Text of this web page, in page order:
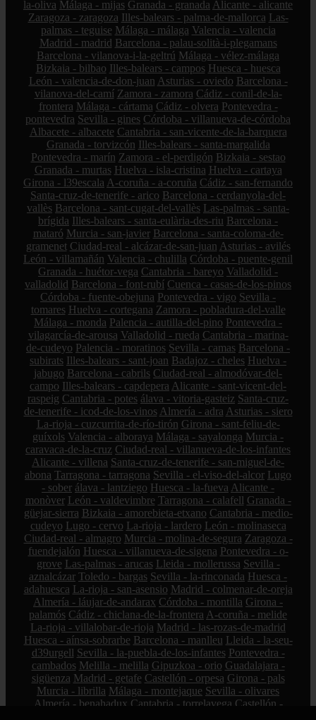
la-oliva Málaga - mijas Granada - granada Alicante - alicante
Zaragoza - zaragoza Illes-balears - palma-de-mallorca Las-
palmas - teguise Málaga - málaga Valencia - valencia
Madrid - madrid Barcelona - palau-solità-i-plegamans
Barcelona - vilanova-i-la-geltrú Málaga - vélez-málaga
Bizkaia - bilbao Illes-balears - campos Huesca - huesca
León - valencia-de-don-juan Asturias - oviedo Barcelona -
vilanova-del-camí Zamora - zamora Cádiz - conil-de-la-
frontera Málaga - cártama Cádiz - olvera Pontevedra -
pontevedra Sevilla - gines Córdoba - villanueva-de-córdoba
Albacete - albacete Cantabria - san-vicente-de-la-barquera
Granada - torvizcón Illes-balears - santa-margalida
Pontevedra - marín Zamora - el-perdigón Bizkaia - sestao
Granada - murtas Huelva - isla-cristina Huelva - cartaya
Girona - l39escala A-coruña - a-coruña Cádiz - san-fernando
Santa-cruz-de-tenerife - arico Barcelona - cerdanyola-del-
vallès Barcelona - sant-cugat-del-vallès Las-palmas - santa-
brígida Illes-balears - santa-eulària-des-riu Barcelona -
mataró Murcia - san-javier Barcelona - santa-coloma-de-
gramenet Ciudad-real - alcázar-de-san-juan Asturias - avilés
León - villamañán Valencia - chulilla Córdoba - puente-genil
Granada - huétor-vega Cantabria - bareyo Valladolid -
valladolid Barcelona - font-rubí Cuenca - casas-de-los-pinos
Córdoba - fuente-obejuna Pontevedra - vigo Sevilla -
tomares Huelva - cortegana Zamora - pobladura-del-valle
Málaga - monda Palencia - autilla-del-pino Pontevedra -
vilagarcía-de-arousa Valladolid - rueda Cantabria - marina-
de-cudeyo Palencia - moratinos Sevilla - camas Barcelona -
subirats Illes-balears - sant-joan Badajoz - cheles Huelva -
jabugo Barcelona - cabrils Ciudad-real - almodóvar-del-
campo Illes-balears - capdepera Alicante - sant-vicent-del-
raspeig Cantabria - potes álava - vitoria-gasteiz Santa-cruz-
de-tenerife - icod-de-los-vinos Almería - adra Asturias - siero
La-rioja - cuzcurrita-de-río-tirón Girona - sant-feliu-de-
guíxols Valencia - alboraya Málaga - sayalonga Murcia -
caravaca-de-la-cruz Ciudad-real - villanueva-de-los-infantes
Alicante - villena Santa-cruz-de-tenerife - san-miguel-de-
abona Tarragona - tarragona Sevilla - el-viso-del-alcor Lugo
- sober álava - lantziego Huesca - la-fueva Alicante -
monòver León - valdevimbre Tarragona - calafell Granada -
güejar-sierra Bizkaia - amorebieta-etxano Cantabria - medio-
cudeyo Lugo - cervo La-rioja - lardero León - molinaseca
Ciudad-real - almagro Murcia - molina-de-segura Zaragoza -
fuendejalón Huesca - villanueva-de-sigena Pontevedra - o-
grove Las-palmas - arucas Lleida - mollerussa Sevilla -
aznalcázar Toledo - bargas Sevilla - la-rinconada Huesca -
adahuesca La-rioja - san-asensio Madrid - colmenar-de-oreja
Almería - láujar-de-andarax Córdoba - montilla Girona -
palamós Cádiz - chiclana-de-la-frontera A-coruña - melide
La-rioja - villalobar-de-rioja Madrid - las-rozas-de-madrid
Huesca - aínsa-sobrarbe Barcelona - manlleu Lleida - la-seu-
d39urgell Sevilla - la-puebla-de-los-infantes Pontevedra -
cambados Melilla - melilla Gipuzkoa - orio Guadalajara -
sigüenza Madrid - getafe Castellón - orpesa Girona - pals
Murcia - librilla Málaga - montejaque Sevilla - olivares
Almería - benahadux Cantabria - torrelavega Castellón -